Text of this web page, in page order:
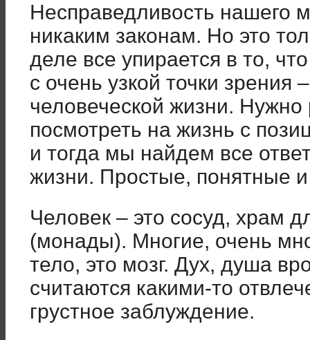
Несправедливость нашего
никаким законам. Но это
деле все упирается в то,
с очень узкой точки зрения
человеческой жизни.
посмотреть на жизнь с
и тогда мы найдем все
жизни. Простые, понятные
Человек – это сосуд, храм
(монады). Многие, очень
тело, это мозг. Дух, душа
считаются какими-то
грустное заблуждение.